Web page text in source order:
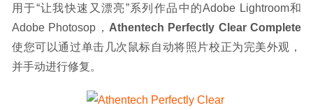
用于“让我快速又漂亮”系列作品中的Adobe Lightroom和
Adobe Photosop， Athentech Perfectly Clear Complete
使您可以通过单击几次鼠标自动将照片校正为完美外观，
并手动进行修复。